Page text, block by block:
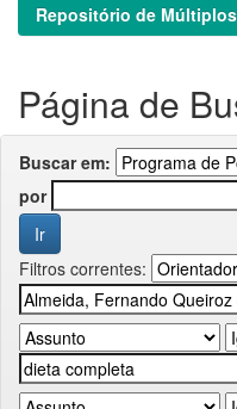
Repositório de
Página de
Buscar em:
por
Filtros correntes: